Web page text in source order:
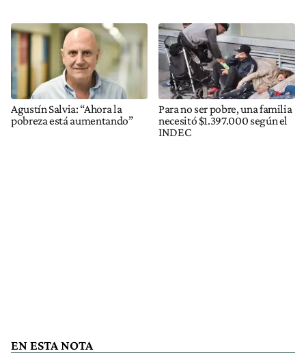
Agustín Salvia: “Ahora la
pobreza está aumentando”
Para no ser pobre, una familia
necesitó $1.397.000 según el
INDEC
EN ESTA NOTA